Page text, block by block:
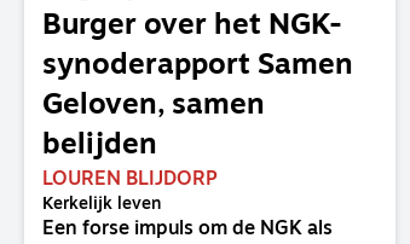
Burger over het NGK-
synoderapport Samen
Geloven, samen
belijden
LOUREN BLIJDORP
Kerkelijk leven
Een forse impuls om de NGK als